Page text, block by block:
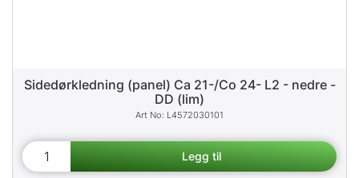
Sidedørkledning (panel) Ca 21-/Co 24- L2 - nedre -
DD (lim)
L4572030101